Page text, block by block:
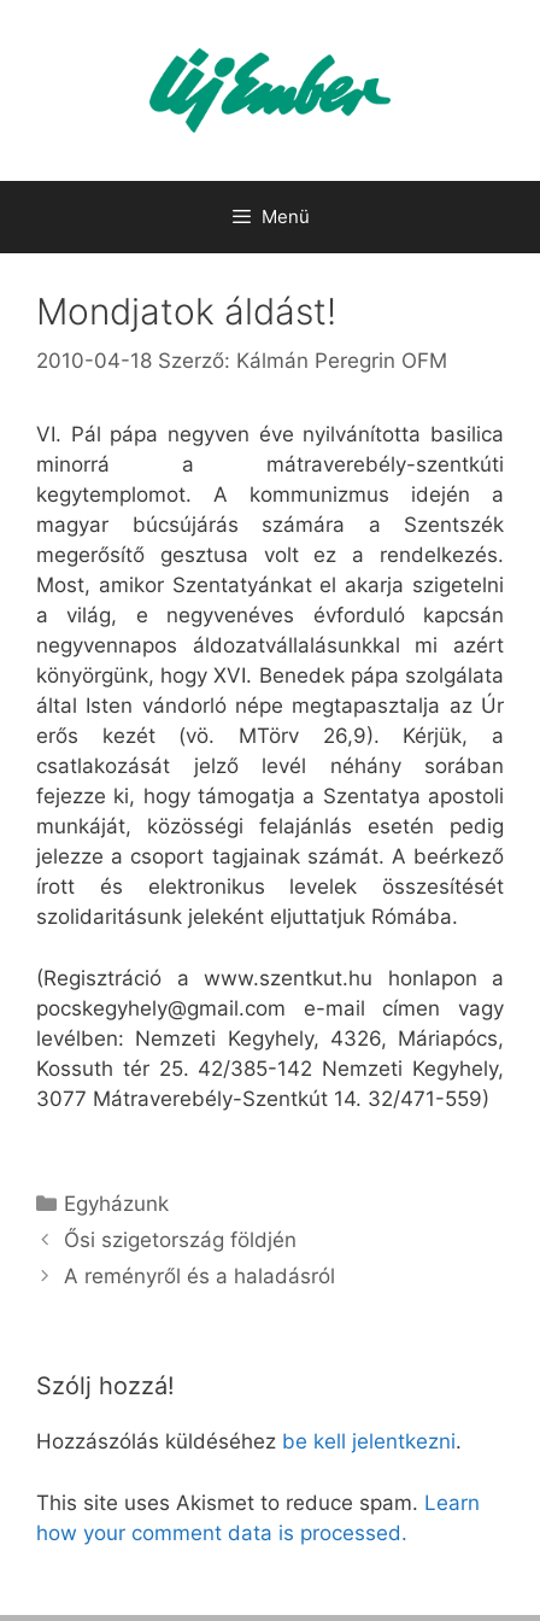
Menü
Mondjatok áldást!
2010-04-18 Szerző: Kálmán Peregrin OFM
VI. Pál pápa negyven éve nyilvánította basilica
minorrá a mátraverebély-szentkúti
kegytemplomot. A kommunizmus idején a
magyar búcsújárás számára a Szentszék
megerősítő gesztusa volt ez a rendelkezés.
Most, amikor Szentatyánkat el akarja szigetelni
a világ, e negyvenéves évforduló kapcsán
negyvennapos áldozatvállalásunkkal mi azért
könyörgünk, hogy XVI. Benedek pápa szolgálata
által Isten vándorló népe megtapasztalja az Úr
erős kezét (vö. MTörv 26,9). Kérjük, a
csatlakozását jelző levél néhány sorában
fejezze ki, hogy támogatja a Szentatya apostoli
munkáját, közösségi felajánlás esetén pedig
jelezze a csoport tagjainak számát. A beérkező
írott és elektronikus levelek összesítését
szolidaritásunk jeleként eljuttatjuk Rómába.
(Regisztráció a www.szentkut.hu honlapon a
pocskegyhely@gmail.com e-mail címen vagy
levélben: Nemzeti Kegyhely, 4326, Máriapócs,
Kossuth tér 25. 42/385-142 Nemzeti Kegyhely,
3077 Mátraverebély-Szentkút 14. 32/471-559)
Kategória
Egyházunk
Ősi szigetország földjén
A reményről és a haladásról
Szólj hozzá!
Hozzászólás küldéséhez be kell jelentkezni.
This site uses Akismet to reduce spam. Learn
how your comment data is processed.